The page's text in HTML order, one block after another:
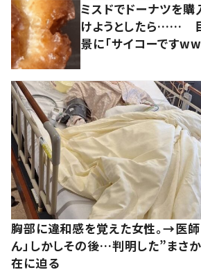
ミスドでドーナツを購
けようとしたら……
景に「サイコーですww
胸部に違和感を覚えた女性。→医師
ん」しかしその後…判明した”まさ
在に迫る